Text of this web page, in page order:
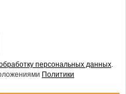
персональных данных.
Политики